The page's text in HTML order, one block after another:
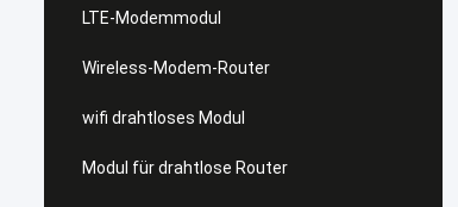
LTE-Modemmodul
Wireless-Modem-Router
wifi drahtloses Modul
Modul für drahtlose Router